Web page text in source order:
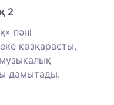
2
пәні
көзқарасты,
дамытады.